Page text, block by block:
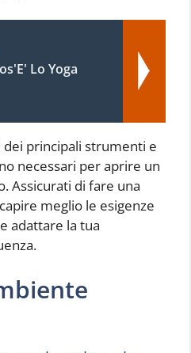
Lo Yoga
dei principali strumenti e
necessari per aprire un
Assicurati di fare una
meglio le esigenze
adattare la tua